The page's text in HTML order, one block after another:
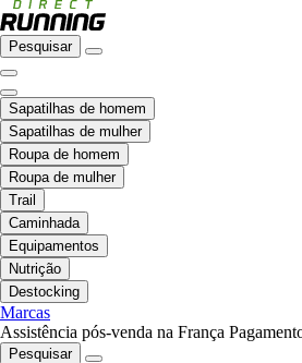
Pesquisar
Sapatilhas de homem
Sapatilhas de mulher
Roupa de homem
Roupa de mulher
Trail
Caminhada
Equipamentos
Nutrição
Destocking
Marcas
Assistência pós-venda na França
Pesquisar